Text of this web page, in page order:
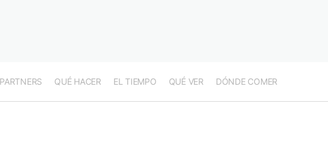
PARTNERS QUÉ HACER EL TIEMPO QUÉ VER DÓNDE COMER